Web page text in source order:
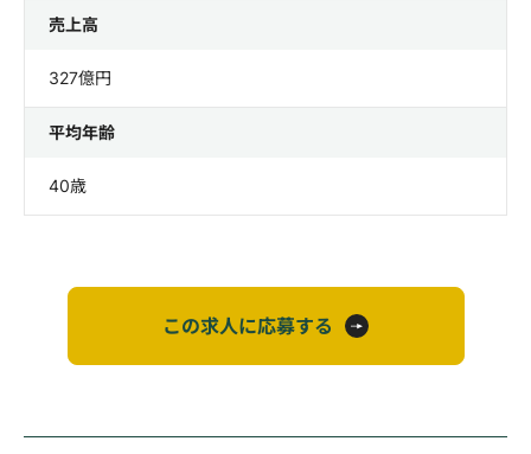
売上高
327億円
平均年齢
40歳
この求人に応募する